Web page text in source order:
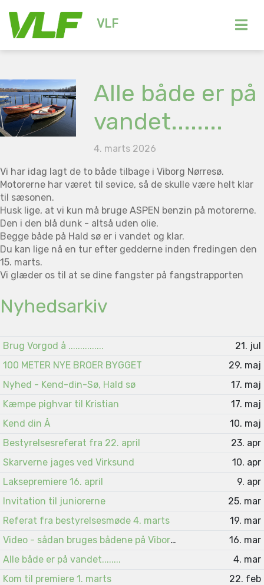
VLF
Alle både er på
vandet........
4. marts 2026
Vi har idag lagt de to både tilbage i Viborg Nørresø.
Motorerne har været til sevice, så de skulle være helt klar
til sæsonen.
Husk lige, at vi kun må bruge ASPEN benzin på motorerne.
Den i den blå dunk - altså uden olie.
Begge både på Hald sø er i vandet og klar.
Du kan lige nå en tur efter gedderne inden fredingen den
15. marts.
Vi glæder os til at se dine fangster på fangstrapporten
Nyhedsarkiv
Brug Vorgod å ...............
21. jul
100 METER NYE BROER BYGGET
29. maj
Nyhed - Kend-din-Sø, Hald sø
17. maj
Kæmpe pighvar til Kristian
17. maj
Kend din Å
10. maj
Bestyrelsesreferat fra 22. april
23. apr
Skarverne jages ved Virksund
10. apr
Laksepremiere 16. april
9. apr
Invitation til juniorerne
25. mar
Referat fra bestyrelsesmøde 4. marts
19. mar
Video - sådan bruges bådene på Viborgsøerne
16. mar
Alle både er på vandet........
4. mar
Kom til premiere 1. marts
22. feb